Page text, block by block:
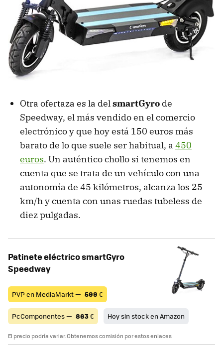
Otra ofertaza es la delsmartGyro de
Speedway, el más vendido en el comercio
electrónico y que hoy está 150 euros más
barato de lo que suele ser habitual, a 450
euros. Un auténtico chollo si tenemos en
cuenta que se trata de un vehículo con una
autonomía de 45 kilómetros, alcanza los 25
km/h y cuenta con unas ruedas tubeless de
diez pulgadas.
Patinete eléctrico smartGyro
Speedway
PVP en MediaMarkt — 599 €
PcComponentes — 863€ Hoy sin stock en Amazon
El precio podría variar. Obtenemos comisión por estos enlaces